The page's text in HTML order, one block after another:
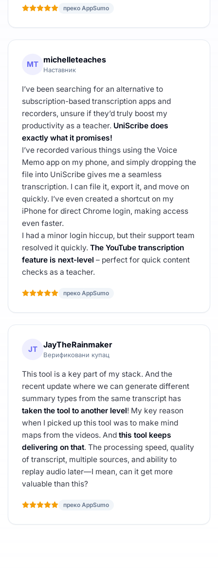
преко AppSumo
MT michelleteaches
Наставник
I’ve been searching for an alternative to
subscription-based transcription apps and
recorders, unsure if they’d truly boost my
productivity as a teacher. UniScribe does
exactly what it promises!
I’ve recorded various things using the Voice
Memo app on my phone, and simply dropping the
file into UniScribe gives me a seamless
transcription. I can file it, export it, and move on
quickly. I’ve even created a shortcut on my
iPhone for direct Chrome login, making access
even faster.
I had a minor login hiccup, but their support team
resolved it quickly. The YouTube transcription
feature is next-level – perfect for quick content
checks as a teacher.
преко AppSumo
JT JayTheRainmaker
Верификовани купац
This tool is a key part of my stack. And the
recent update where we can generate different
summary types from the same transcript has
taken the tool to another level! My key reason
when I picked up this tool was to make mind
maps from the videos. And this tool keeps
delivering on that. The processing speed, quality
of transcript, multiple sources, and ability to
replay audio later—I mean, can it get more
valuable than this?
преко AppSumo